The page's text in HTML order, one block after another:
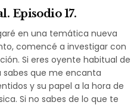
Episodio 17.
en una temática nueva
comencé a investigar con
Si eres oyente habitual de
sabes que me encanta
y su papel a la hora de
Si no sabes de lo que te